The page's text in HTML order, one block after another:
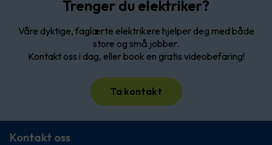
Trenger du elektriker?
Våre dyktige, faglærte elektrikere hjelper deg med både
store og små jobber.
Kontakt oss i dag, eller book en gratis videobefaring!
Ta kontakt
Kontakt oss